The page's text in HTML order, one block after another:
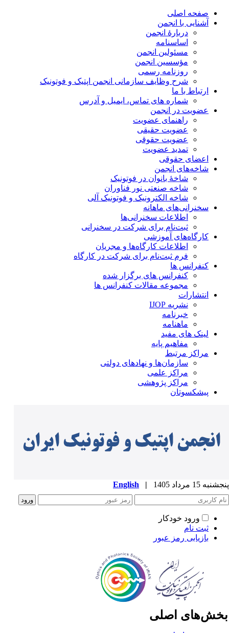
صفحه اصلی
آشنایی با انجمن
دربارۀ انجمن
اساسنامه
مسئولین انجمن
مؤسسین انجمن
روزنامه رسمی
شرح وظایف سازمانی انجمن اپتیک و فوتونیک
ارتباط با ما
شماره های تماس، ایمیل و آدرس
عضویت در انجمن
راهنمای عضویت
عضویت حقیقی
عضویت حقوقی
تمدید عضویت
اعضای حقوقی
شاخه‌های انجمن
شاخۀ بانوان در فوتونیک
شاخه صنعتی نور فناوران
شاخه‌ الکترونیک و فوتونیک آلی
سخنرانی‌های ماهانه
اطلاعات سخنرانی‌‌ها
ثبت‌نام برای شرکت در سخنرانی
کارگاه‌های آموزشی
اطلاعات کارگاه‌ها و مجریان
فرم ثبت‌نام برای شرکت در کارگاه
کنفرانس ها
کنفرانس های برگزار شده
مجموعه مقالات کنفرانس ها
انتشارات
نشریه IJOP
خبرنامه
ماهنامه
لینک های مفید
مفاهیم پایه
مراکز مرتبط
سازمان‌ها و نهادهای دولتی
مراکز علمی
مراکز پژوهشی
پیشکسوتان
15 مرداد 1405 |
English
ورود خودکار
ثبت نام
بازیابی رمز عبور
اصلی